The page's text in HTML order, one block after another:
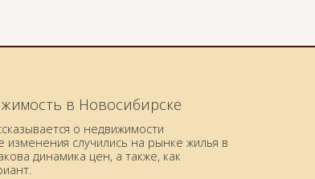
в Новосибирске
о недвижимости
изменения случились на рынке жилья в
динамика цен, а также, как